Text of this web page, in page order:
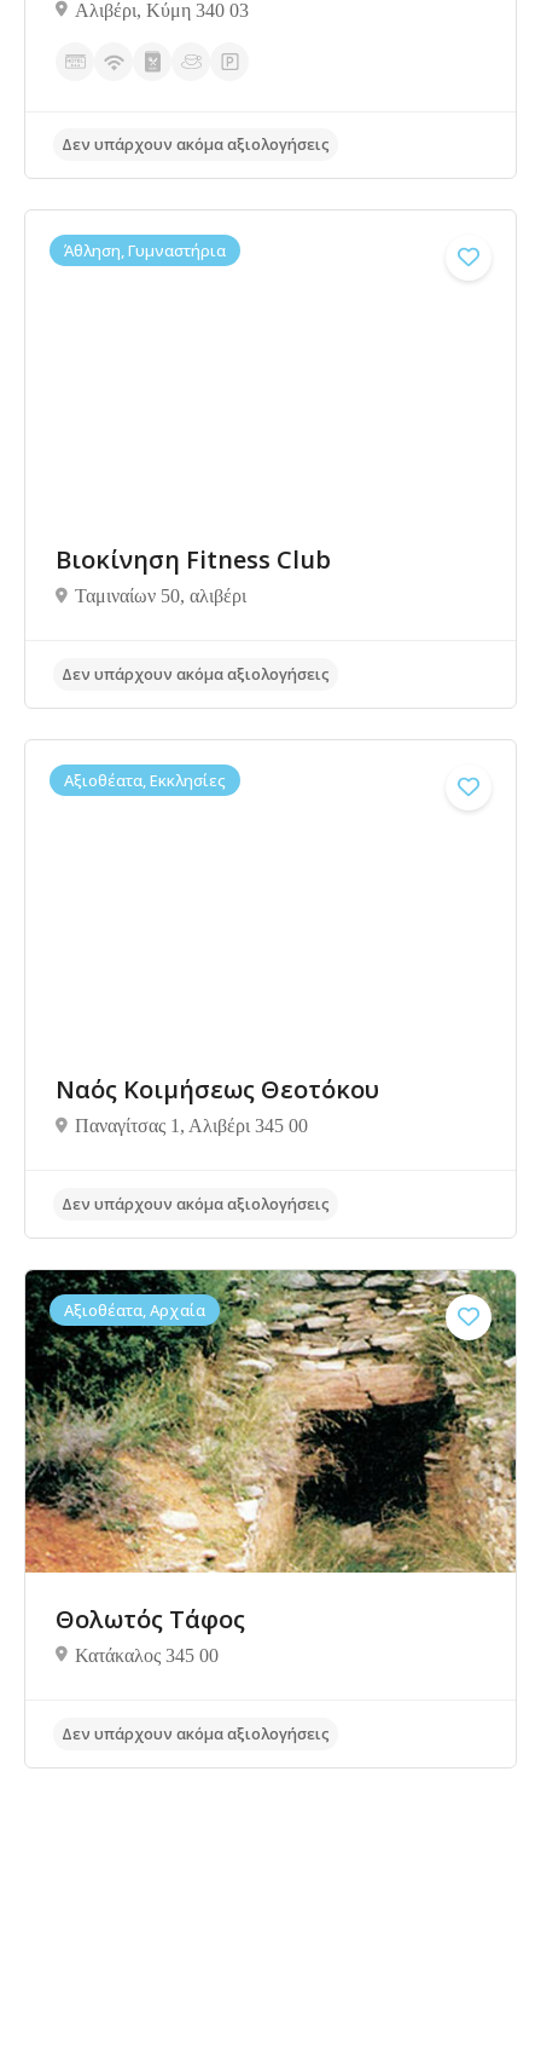
Αλιβέρι, Κύμη 340 03
Δεν υπάρχουν ακόμα αξιολογήσεις
Άθληση, Γυμναστήρια
Βιοκίνηση Fitness Club
Ταμιναίων 50, αλιβέρι
Αξιοθέατα, Εκκλησίες
Ναός Κοιμήσεως Θεοτόκου
Παναγίτσας 1, Αλιβέρι 345 00
Αξιοθέατα, Αρχαία
Θολωτός Τάφος
Κατάκαλος 345 00